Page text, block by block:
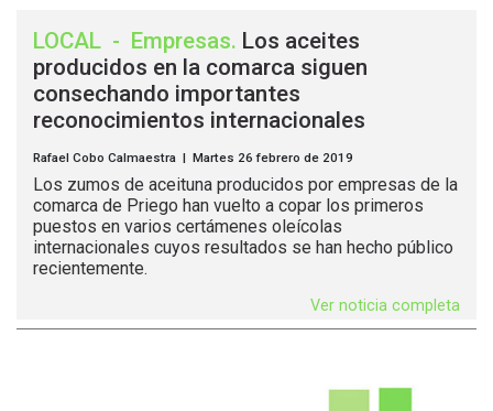
LOCAL - Empresas. Los aceites
producidos en la comarca siguen
consechando importantes
reconocimientos internacionales
Rafael Cobo Calmaestra | Martes 26 febrero de 2019
Los zumos de aceituna producidos por empresas de la
comarca de Priego han vuelto a copar los primeros
puestos en varios certámenes oleícolas
internacionales cuyos resultados se han hecho público
recientemente.
Ver noticia completa